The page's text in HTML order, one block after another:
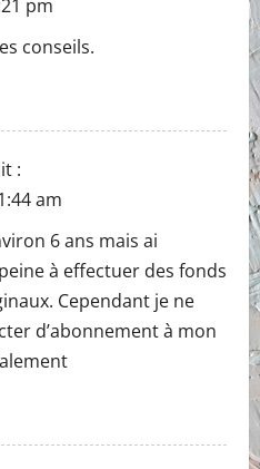
pm
conseils.
:
am
6 ans mais ai
à effectuer des fonds
Cependant je ne
d’abonnement à mon